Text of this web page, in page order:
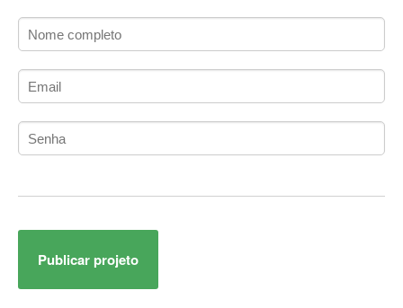
ADK
Administração Acadêmica
Administração de Artistas e Repertórios
Administração de Banco de Dados
Administração de Redes
Administrador de Sistemas
Adobe After Effects
Adobe AIR
Publicar projeto